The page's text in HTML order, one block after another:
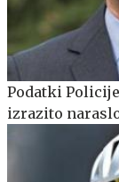
Podatki
izrazito